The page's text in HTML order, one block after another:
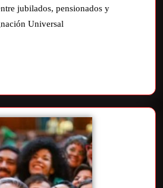
jubilados, pensionados y
Universal